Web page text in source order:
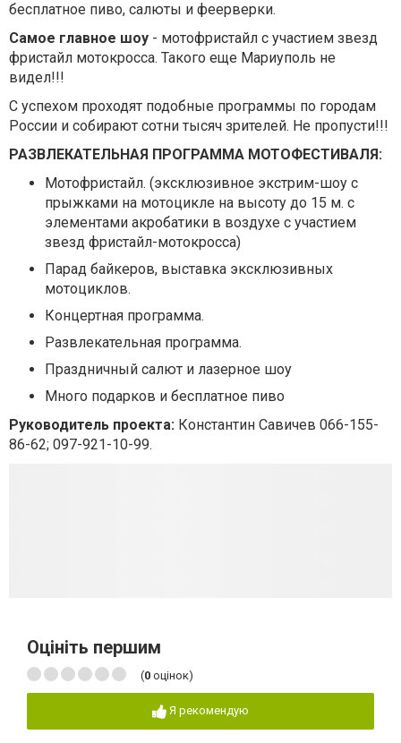
бесплатное пиво, салюты и феерверки.
Самое главное шоу - мотофристайл с участием звезд
фристайл мотокросса. Такого еще Мариуполь не
видел!!!
С успехом проходят подобные программы по городам
России и собирают сотни тысяч зрителей. Не пропусти!!!
РАЗВЛЕКАТЕЛЬНАЯ ПРОГРАММА МОТОФЕСТИВАЛЯ:
Мотофристайл. (эксклюзивное экстрим-шоу с
прыжками на мотоцикле на высоту до 15 м. с
элементами акробатики в воздухе с участием
звезд фристайл-мотокросса)
Парад байкеров, выставка эксклюзивных
мотоциклов.
Концертная программа.
Развлекательная программа.
Праздничный салют и лазерное шоу
Много подарков и бесплатное пиво
Руководитель проекта: Константин Савичев 066-155-
86-62; 097-921-10-99.
Оцініть першим
(0 оцінок)
Я рекомендую